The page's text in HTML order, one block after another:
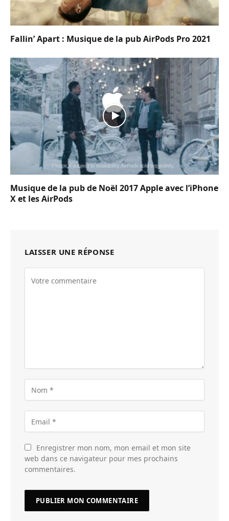
Fallin’ Apart : Musique de la pub AirPods Pro 2021
Musique de la pub de Noël 2017 Apple avec l’iPhone
X et les AirPods
LAISSER UNE RÉPONSE
Enregistrer mon nom, mon email et mon site
web dans ce navigateur pour mes prochains
commentaires.